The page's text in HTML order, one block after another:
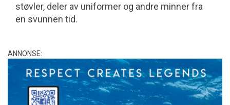
støvler, deler av uniformer og andre minner fra
en svunnen tid.
ANNONSE: